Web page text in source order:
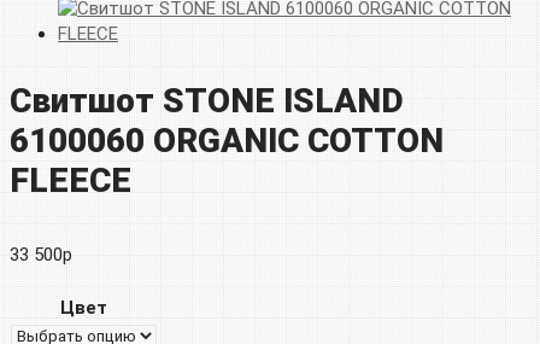
Свитшот STONE ISLAND
6100060 ORGANIC COTTON
FLEECE
33 500р
Цвет